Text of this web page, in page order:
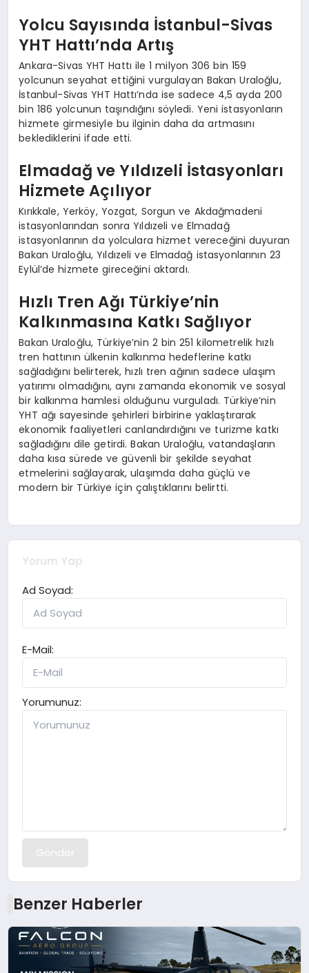
Yolcu Sayısında İstanbul-Sivas
YHT Hattı’nda Artış
Ankara-Sivas YHT Hattı ile 1 milyon 306 bin 159
yolcunun seyahat ettiğini vurgulayan Bakan Uraloğlu,
İstanbul-Sivas YHT Hattı’nda ise sadece 4,5 ayda 200
bin 186 yolcunun taşındığını söyledi. Yeni istasyonların
hizmete girmesiyle bu ilginin daha da artmasını
beklediklerini ifade etti.
Elmadağ ve Yıldızeli İstasyonları
Hizmete Açılıyor
Kırıkkale, Yerköy, Yozgat, Sorgun ve Akdağmadeni
istasyonlarından sonra Yıldızeli ve Elmadağ
istasyonlarının da yolculara hizmet vereceğini duyuran
Bakan Uraloğlu, Yıldızeli ve Elmadağ istasyonlarının 23
Eylül’de hizmete gireceğini aktardı.
Hızlı Tren Ağı Türkiye’nin
Kalkınmasına Katkı Sağlıyor
Bakan Uraloğlu, Türkiye’nin 2 bin 251 kilometrelik hızlı
tren hattının ülkenin kalkınma hedeflerine katkı
sağladığını belirterek, hızlı tren ağının sadece ulaşım
yatırımı olmadığını, aynı zamanda ekonomik ve sosyal
bir kalkınma hamlesi olduğunu vurguladı. Türkiye’nin
YHT ağı sayesinde şehirleri birbirine yaklaştırarak
ekonomik faaliyetleri canlandırdığını ve turizme katkı
sağladığını dile getirdi. Bakan Uraloğlu, vatandaşların
daha kısa sürede ve güvenli bir şekilde seyahat
etmelerini sağlayarak, ulaşımda daha güçlü ve
modern bir Türkiye için çalıştıklarını belirtti.
Yorum Yap
Ad Soyad:
E-Mail:
Yorumunuz:
Gönder
Benzer Haberler